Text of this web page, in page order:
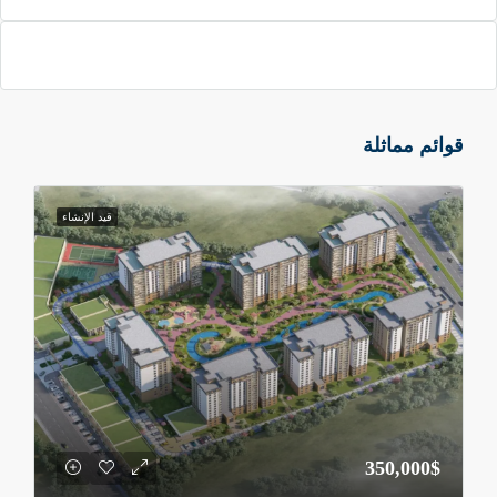
مميزات المشروع
أولاً:
مشروع الباتروس لايف ALBATROS LIFE يتميّز
بإطلالة بحرية حقيقية ومباشرة من أغلب الشقق، وذلك
بفضل موقعه الموازي تمامًا لخط الساحل، ما يوفّر شعورًا
دائمًا بالانفتاح والهدوء، ويحوّل الإطلالة إلى جزء يومي من
تجربة السكن وليس مجرد ميزة تسويقية
ثانياً:التصميم المعماري للمشروع عصري وأنيق، حيث يتألف
من كتلتين سكنيتين بارتفاع منخفض، وتوزيع داخلي يوفّر
الخصوصية والراحة في كل وحدة، مع شرفات كبيرة
قوائم مماثلة
قيد الإنشاء
350,000$